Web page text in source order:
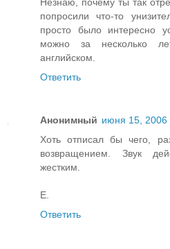
попросили что-то
просто было интересно
можно за несколько
английском.
Ответить
Анонимный июня 15, 2006
Хоть отписал бы чего,
возвращением. Звук
жестким.
E.
Ответить